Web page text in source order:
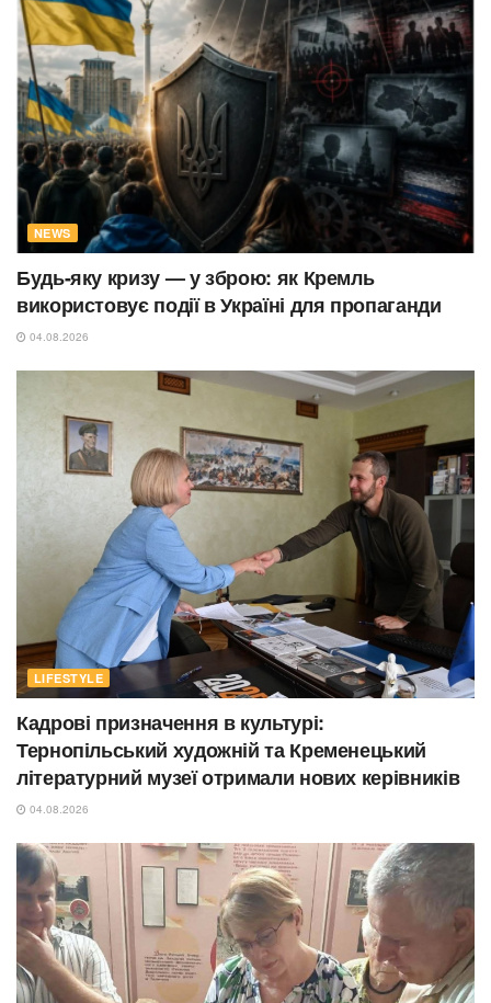
NEWS
Будь-яку кризу — у зброю: як Кремль
використовує події в Україні для пропаганди
04.08.2026
LIFESTYLE
Кадрові призначення в культурі:
Тернопільський художній та Кременецький
літературний музеї отримали нових керівників
04.08.2026